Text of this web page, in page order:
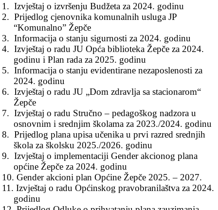
1. Izvještaj o izvršenju Budžeta za 2024. godinu
2. Prijedlog cjenovnika komunalnih usluga JP
“Komunalno” Žepče
3. Informacija o stanju sigurnosti za 2024. godinu
4. Izvještaj o radu JU Opća biblioteka Žepče za 2024.
godinu i Plan rada za 2025. godinu
5. Informacija o stanju evidentirane nezaposlenosti za
2024. godinu
6. Izvještaj o radu JU „Dom zdravlja sa stacionarom“
Žepče
7. Izvještaj o radu Stručno – pedagoškog nadzora u
osnovnim i srednjim školama za 2023./2024. godinu
8. Prijedlog plana upisa učenika u prvi razred srednjih
škola za školsku 2025./2026. godinu
9. Izvještaj o implementaciji Gender akcionog plana
općine Žepče za 2024. godinu
10. Gender akcioni plan Općine Žepče 2025. – 2027.
11. Izvještaj o radu Općinskog pravobranilaštva za 2024.
godinu